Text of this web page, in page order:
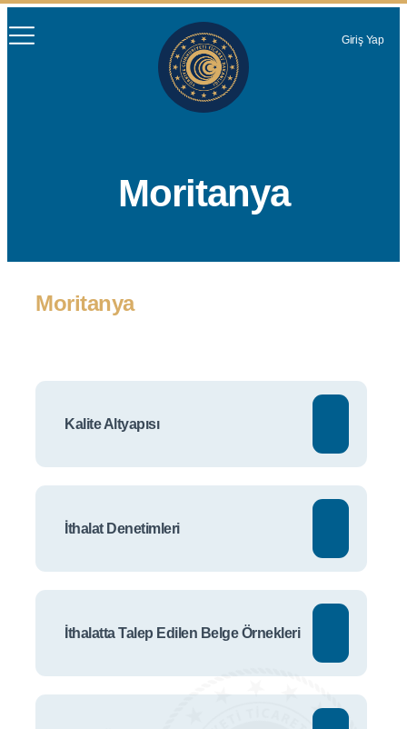
Giriş Yap
Moritanya
Kalite Altyapısı
İthalat Denetimleri
İthalatta Talep Edilen Belge Örnekleri
Moritanya